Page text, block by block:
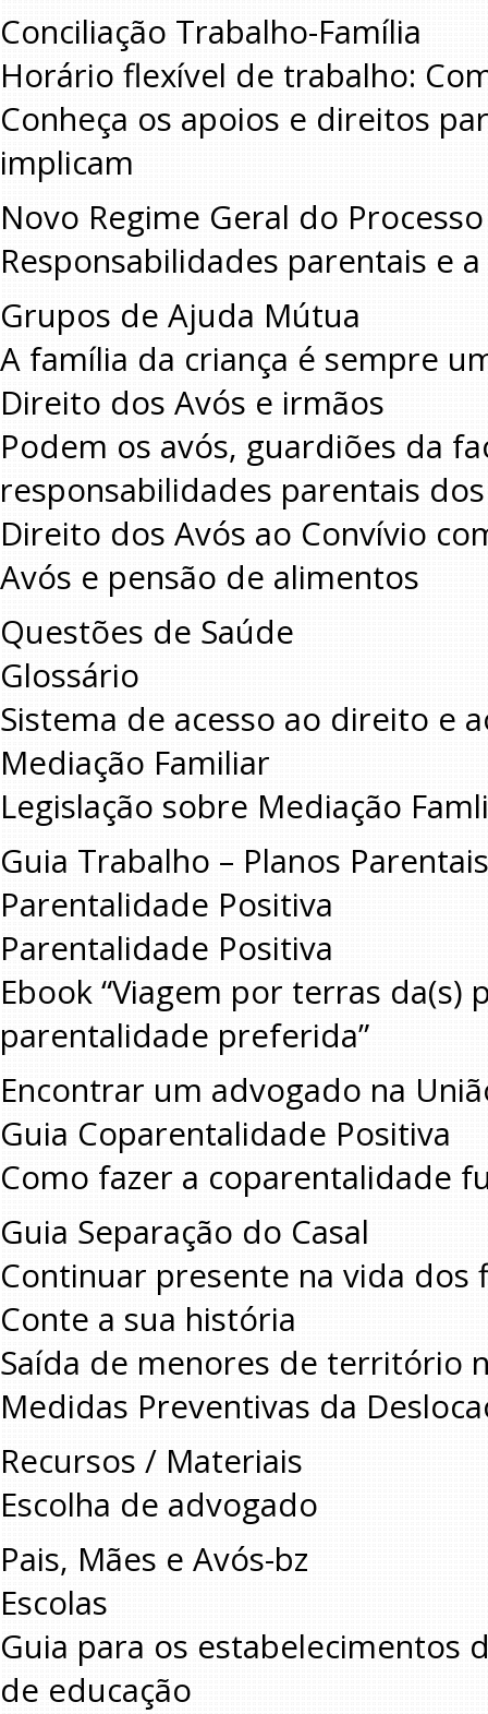
Conciliação Trabalho-Família
Horário flexível de trabalho:
Conheça os apoios e direitos
implicam
Novo Regime Geral do
Responsabilidades parentais e
Grupos de Ajuda Mútua
A família da criança é sempre
Direito dos Avós e irmãos
Podem os avós, guardiões da
responsabilidades parentais
Direito dos Avós ao Convívio
Avós e pensão de alimentos
Questões de Saúde
Glossário
Sistema de acesso ao direito e
Mediação Familiar
Legislação sobre Mediação
Guia Trabalho – Planos Parentais
Parentalidade Positiva
Parentalidade Positiva
Ebook “Viagem por terras
parentalidade preferida”
Encontrar um advogado na
Guia Coparentalidade Positiva
Como fazer a coparentalidade
Guia Separação do Casal
Continuar presente na vida dos
Conte a sua história
Saída de menores de território
Medidas Preventivas da
Recursos / Materiais
Escolha de advogado
Pais, Mães e Avós-bz
Escolas
Guia para os estabelecimentos
de educação